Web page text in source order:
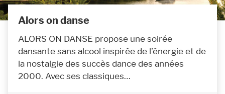
Alors on danse
ALORS ON DANSE propose une soirée
dansante sans alcool inspirée de l’énergie et de
la nostalgie des succès dance des années
2000. Avec ses classiques…